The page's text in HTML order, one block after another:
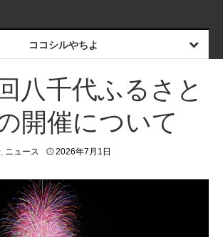
ココシルやちよ
八千代ふるさと
開催について
, ニュース 2026年7月1日